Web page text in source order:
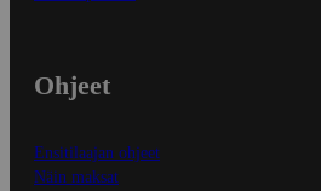
Ohjeet
Ensitilaajan ohjeet
Näin maksat